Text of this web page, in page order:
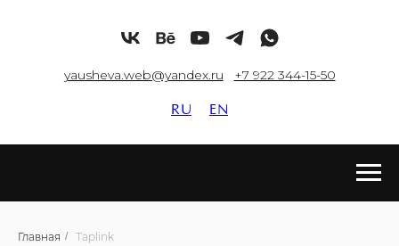
yausheva.web@yandex.ru +7 922 344-15-50
RU EN
Главная / Taplink